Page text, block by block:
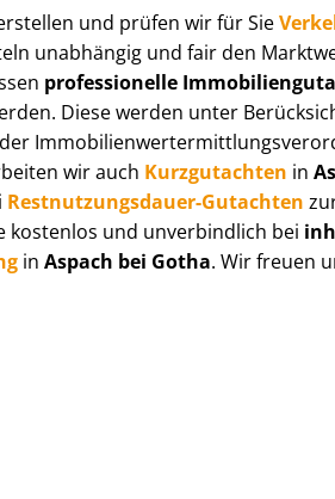
und prüfen wir für Sie
unabhängig und fair den
professionelle
Diese werden unter
wir auch Kurzgutachten in
Rest­nut­zungs­dau­er-Gutachten
kostenlos und unverbindlich bei
inAspach bei Gotha. Wir freuen